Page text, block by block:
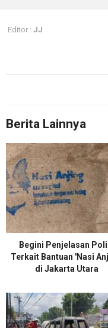
Editor : JJ
Berita Lainnya
Begini Penjelasan
Terkait Bantuan 'Nasi
di Jakarta Utara